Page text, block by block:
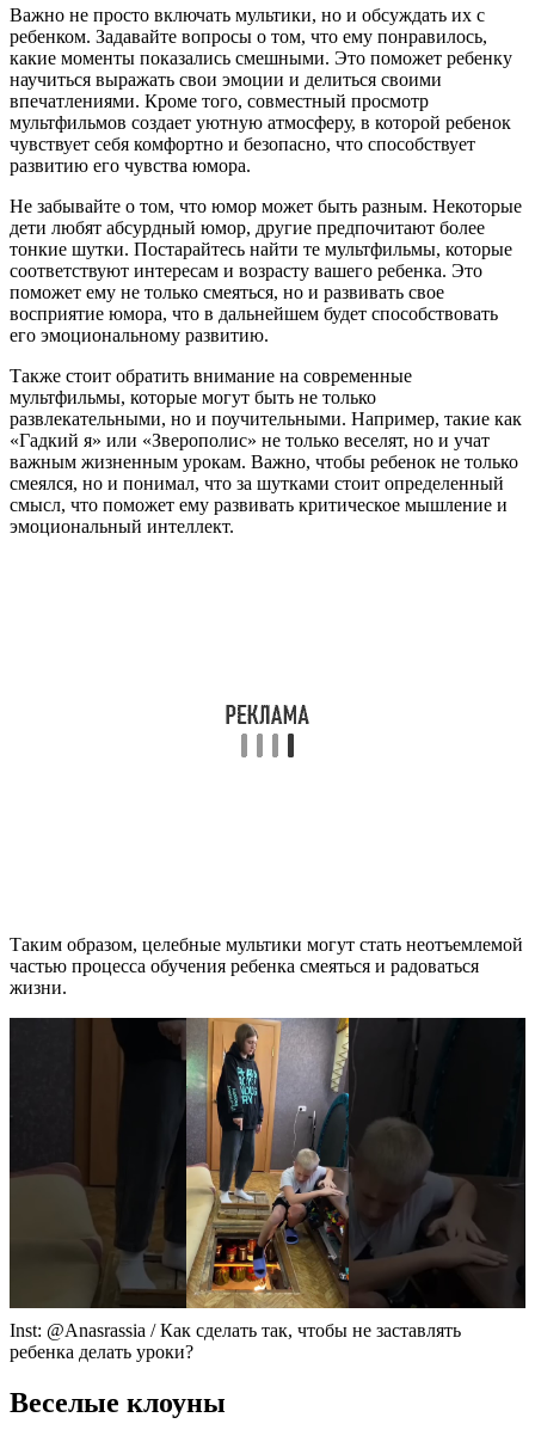
Важно не просто включать мультики, но и обсуждать их с
ребенком. Задавайте вопросы о том, что ему понравилось,
какие моменты показались смешными. Это поможет ребенку
научиться выражать свои эмоции и делиться своими
впечатлениями. Кроме того, совместный просмотр
мультфильмов создает уютную атмосферу, в которой ребенок
чувствует себя комфортно и безопасно, что способствует
развитию его чувства юмора.
Не забывайте о том, что юмор может быть разным. Некоторые
дети любят абсурдный юмор, другие предпочитают более
тонкие шутки. Постарайтесь найти те мультфильмы, которые
соответствуют интересам и возрасту вашего ребенка. Это
поможет ему не только смеяться, но и развивать свое
восприятие юмора, что в дальнейшем будет способствовать
его эмоциональному развитию.
Также стоит обратить внимание на современные
мультфильмы, которые могут быть не только
развлекательными, но и поучительными. Например, такие как
«Гадкий я» или «Зверополис» не только веселят, но и учат
важным жизненным урокам. Важно, чтобы ребенок не только
смеялся, но и понимал, что за шутками стоит определенный
смысл, что поможет ему развивать критическое мышление и
эмоциональный интеллект.
Таким образом, целебные мультики могут стать неотъемлемой
частью процесса обучения ребенка смеяться и радоваться
жизни.
Inst: @Anasrassia / Как сделать так, чтобы не заставлять
ребенка делать уроки?
Веселые клоуны